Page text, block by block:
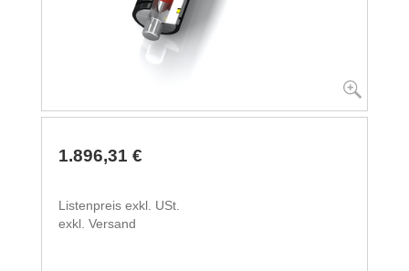
1.896,31 €
Listenpreis exkl. USt.
exkl. Versand